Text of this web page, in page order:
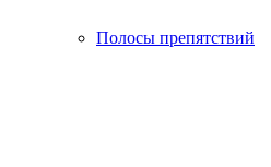
Полосы препятствий